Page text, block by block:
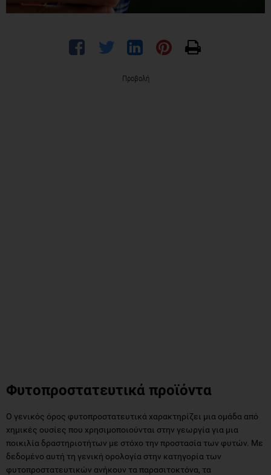
Προβολή
Φυτοπροστατευτικά προϊόντα
Ο γενικός όρος φυτοπροστατευτικά χαρακτηρίζει μια ομάδα από
χημικές ουσίες που χρησιμοποιούνται στην γεωργία για μια
ποικιλία δραστηριοτήτων με στόχο την προστασία των φυτών. Με
δεδομένο αυτή τη γενική ορολογία στην κατηγορία των
φυτοπροστατευτικών ανήκουν τα παρασιτοκτόνα, τα